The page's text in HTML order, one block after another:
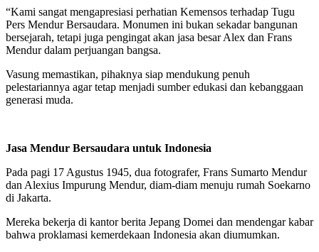
“Kami sangat mengapresiasi perhatian Kemensos terhadap Tugu
Pers Mendur Bersaudara. Monumen ini bukan sekadar bangunan
bersejarah, tetapi juga pengingat akan jasa besar Alex dan Frans
Mendur dalam perjuangan bangsa.
Vasung memastikan, pihaknya siap mendukung penuh
pelestariannya agar tetap menjadi sumber edukasi dan kebanggaan
generasi muda.
Jasa Mendur Bersaudara untuk Indonesia
Pada pagi 17 Agustus 1945, dua fotografer, Frans Sumarto Mendur
dan Alexius Impurung Mendur, diam-diam menuju rumah Soekarno
di Jakarta.
Mereka bekerja di kantor berita Jepang Domei dan mendengar kabar
bahwa proklamasi kemerdekaan Indonesia akan diumumkan.